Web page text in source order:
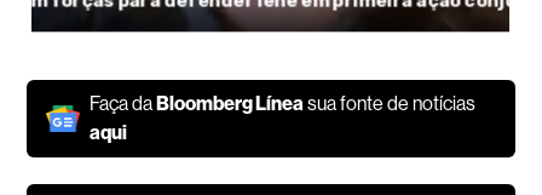
Faça daBloomberg Líneasua fonte de notícias
aqui